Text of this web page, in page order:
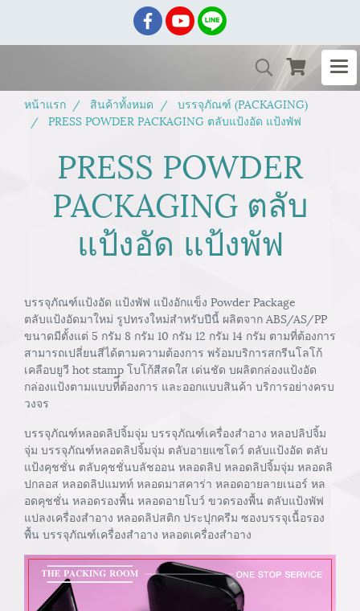
หน้าแรก สินค้าทั้งหมด
บรรจุภัณฑ์ (PACKAGING)
PRESS POWDER PACKAGING ตลับแป้งอัด แป้งพัฟ
PRESS POWDER
PACKAGING ตลับ
แป้งอัด แป้งพัฟ
บรรจุภัณฑ์แป้งอัด แป้งพัฟ แป้งอักแข็ง Powder Package
ตลับแป้งอัดมาใหม่ รูปทรงใหม่สำหรับปีนี้ ผลิตจาก ABS/AS/PP
ขนาดมีตั้งแต่ 5 กรัม 8 กรัม 10 กรัม 12 กรัม 14 กรัม ตามที่ต้องการ
สามารถเปลี่ยนสีได้ตามความต้องการ พร้อมบริการสกรีนโลโก้
เคลือบยูวี hot stamp โบโก้สีสดใส เด่นชัด บผลิตกล่องแป้งอัด
กล่องแป้งตามแบบที่ีต้องการ และออกแบบสินค้า บริการอย่างครบ
วงจร
บรรจุภัณฑ์หลอดลิปจิ้มจุ่ม บรรจุภัณฑ์เครื่องสำอาง หลอปลิปจิ้ม
จุ่ม บรรจุภัณฑ์หลอดลิปจิ้มจุ่ม ตลับอายแซโดว์ ตลับแป้งอัด ตลับ
แป้งคุชชั่น ตลับคุชชั่นบลัชออน หลอดลิป หลอดลิปจิ้มจุ่ม หลอดลิ
ปกลอส หลอดลิปแมทท์ หลอดมาสคาร่า หลอดอายลายเนอร์ หล
อดคุชชั่น หลอดรองพื้น หลอดอายโบว์ ขวดรองพื้น ตลับแป้งพัฟ
แปลงเครื่องสำอาง หลอดลิปสติก ประปุกครีม ซองบรรจุเนื้อรอง
พื้น บรรจุภัณฑ์เครื่องสำอาง หลอดเครื่องสำอาง